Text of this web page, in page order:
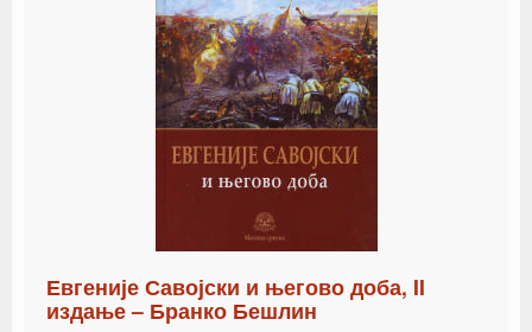
Евгеније Савојски и његово доба, II
издање – Бранко Бешлин